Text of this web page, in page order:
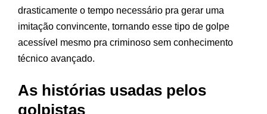
drasticamente o tempo necessário pra gerar uma
imitação convincente, tornando esse tipo de golpe
acessível mesmo pra criminoso sem conhecimento
técnico avançado.
As histórias usadas pelos
golpistas